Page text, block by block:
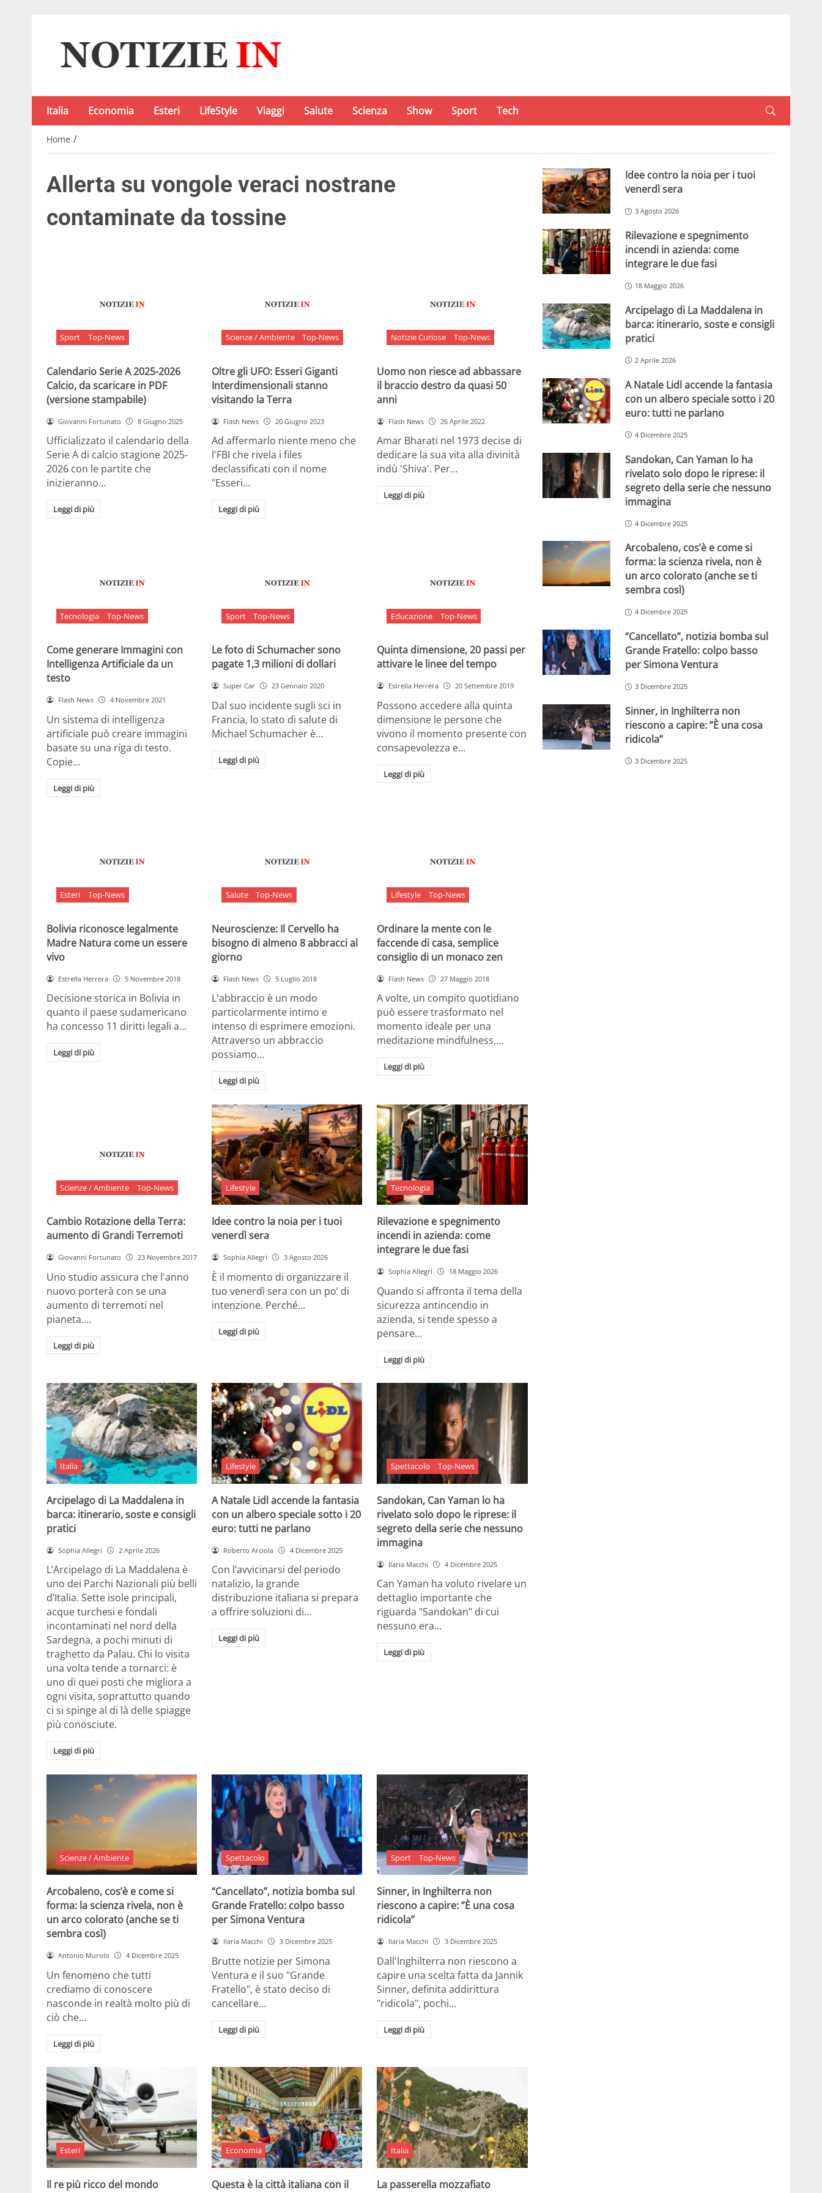
Italia Economia Esteri LifeStyle Viaggi Salute Scienza Show Sport Tech
Home /
Allerta su vongole veraci nostrane
contaminate da tossine
Sport Top-News
Calendario Serie A 2025-2026
Calcio, da scaricare in PDF
(versione stampabile)
Giovanni Fortunato 8 Giugno 2025
Ufficializzato il calendario della
Serie A di calcio stagione 2025-
2026 con le partite che
inizieranno…
Leggi di più
Scienze / Ambiente Top-News
Oltre gli UFO: Esseri Giganti
Interdimensionali stanno
visitando la Terra
Flash News 20 Giugno 2023
Ad affermarlo niente meno che
l'FBI che rivela i files
declassificati con il nome
"Esseri…
Leggi di più
Notizie Curiose Top-News
Uomo non riesce ad abbassare
il braccio destro da quasi 50
anni
Flash News 26 Aprile 2022
Amar Bharati nel 1973 decise di
dedicare la sua vita alla divinità
indù 'Shiva'. Per…
Leggi di più
Tecnologia Top-News
Come generare Immagini con
Intelligenza Artificiale da un
testo
Flash News 4 Novembre 2021
Un sistema di intelligenza
artificiale può creare immagini
basate su una riga di testo.
Copie…
Leggi di più
Sport Top-News
Le foto di Schumacher sono
pagate 1,3 milioni di dollari
Super Car 23 Gennaio 2020
Dal suo incidente sugli sci in
Francia, lo stato di salute di
Michael Schumacher è…
Leggi di più
Educazione Top-News
Quinta dimensione, 20 passi per
attivare le linee del tempo
Estrella Herrera 20 Settembre 2019
Possono accedere alla quinta
dimensione le persone che
vivono il momento presente con
consapevolezza e…
Leggi di più
Esteri Top-News
Bolivia riconosce legalmente
Madre Natura come un essere
vivo
Estrella Herrera 5 Novembre 2018
Decisione storica in Bolivia in
quanto il paese sudamericano
ha concesso 11 diritti legali a…
Leggi di più
Salute Top-News
Neuroscienze: Il Cervello ha
bisogno di almeno 8 abbracci al
giorno
Flash News 5 Luglio 2018
L'abbraccio è un modo
particolarmente intimo e
intenso di esprimere emozioni.
Attraverso un abbraccio
possiamo…
Leggi di più
Lifestyle Top-News
Ordinare la mente con le
faccende di casa, semplice
consiglio di un monaco zen
Flash News 27 Maggio 2018
A volte, un compito quotidiano
può essere trasformato nel
momento ideale per una
meditazione mindfulness,…
Leggi di più
Scienze / Ambiente Top-News
Cambio Rotazione della Terra:
aumento di Grandi Terremoti
Giovanni Fortunato 23 Novembre 2017
Uno studio assicura che l'anno
nuovo porterà con se una
aumento di terremoti nel
pianeta.…
Leggi di più
Lifestyle
Idee contro la noia per i tuoi
venerdì sera
Sophia Allegri 3 Agosto 2026
È il momento di organizzare il
tuo venerdì sera con un po’ di
intenzione. Perché…
Leggi di più
Tecnologia
Rilevazione e spegnimento
incendi in azienda: come
integrare le due fasi
Sophia Allegri 18 Maggio 2026
Quando si affronta il tema della
sicurezza antincendio in
azienda, si tende spesso a
pensare…
Leggi di più
Italia
Arcipelago di La Maddalena in
barca: itinerario, soste e consigli
pratici
Sophia Allegri 2 Aprile 2026
L’Arcipelago di La Maddalena è
uno dei Parchi Nazionali più belli
d’Italia. Sette isole principali,
acque turchesi e fondali
incontaminati nel nord della
Sardegna, a pochi minuti di
traghetto da Palau. Chi lo visita
una volta tende a tornarci: è
uno di quei posti che migliora a
ogni visita, soprattutto quando
ci si spinge al di là delle spiagge
più conosciute.
Leggi di più
Lifestyle
A Natale Lidl accende la fantasia
con un albero speciale sotto i 20
euro: tutti ne parlano
Roberto Arciola 4 Dicembre 2025
Con l’avvicinarsi del periodo
natalizio, la grande
distribuzione italiana si prepara
a offrire soluzioni di…
Leggi di più
Spettacolo Top-News
Sandokan, Can Yaman lo ha
rivelato solo dopo le riprese: il
segreto della serie che nessuno
immagina
Ilaria Macchi 4 Dicembre 2025
Can Yaman ha voluto rivelare un
dettaglio importante che
riguarda "Sandokan" di cui
nessuno era…
Leggi di più
Scienze / Ambiente
Arcobaleno, cos’è e come si
forma: la scienza rivela, non è
un arco colorato (anche se ti
sembra così)
Antonio Murolo 4 Dicembre 2025
Un fenomeno che tutti
crediamo di conoscere
nasconde in realtà molto più di
ciò che…
Leggi di più
Spettacolo
“Cancellato”, notizia bomba sul
Grande Fratello: colpo basso
per Simona Ventura
Ilaria Macchi 3 Dicembre 2025
Brutte notizie per Simona
Ventura e il suo "Grande
Fratello", è stato deciso di
cancellare…
Leggi di più
Sport Top-News
Sinner, in Inghilterra non
riescono a capire: ”È una cosa
ridicola”
Ilaria Macchi 3 Dicembre 2025
Dall'Inghilterra non riescono a
capire una scelta fatta da Jannik
Sinner, definita addirittura
"ridicola", pochi…
Leggi di più
Esteri
Il re più ricco del mondo
Economia
Questa è la città italiana con il
Italia
La passerella mozzafiato
Idee contro la noia per i tuoi
venerdì sera
3 Agosto 2026
Rilevazione e spegnimento
incendi in azienda: come
integrare le due fasi
18 Maggio 2026
Arcipelago di La Maddalena in
barca: itinerario, soste e consigli
pratici
2 Aprile 2026
A Natale Lidl accende la fantasia
con un albero speciale sotto i 20
euro: tutti ne parlano
4 Dicembre 2025
Sandokan, Can Yaman lo ha
rivelato solo dopo le riprese: il
segreto della serie che nessuno
immagina
4 Dicembre 2025
Arcobaleno, cos’è e come si
forma: la scienza rivela, non è
un arco colorato (anche se ti
sembra così)
4 Dicembre 2025
“Cancellato”, notizia bomba sul
Grande Fratello: colpo basso
per Simona Ventura
3 Dicembre 2025
Sinner, in Inghilterra non
riescono a capire: ”È una cosa
ridicola”
3 Dicembre 2025